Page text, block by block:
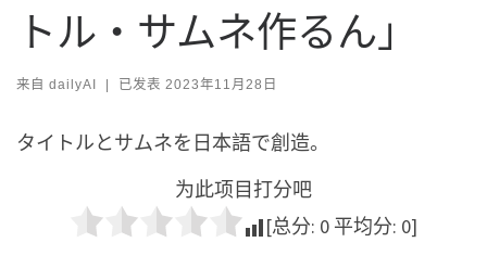
トル・サムネ作るん」
来自 dailyAI | 已发表 2023年11月28日
タイトルとサムネを日本語で創造。
为此项目打分吧
[总分: 0 平均分: 0]